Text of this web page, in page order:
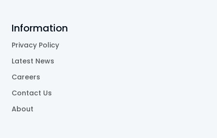
Information
Privacy Policy
Latest News
Careers
Contact Us
About